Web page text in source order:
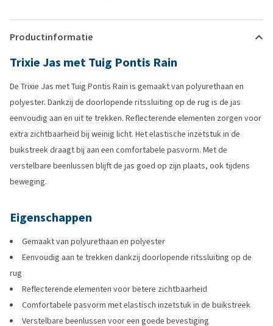
Productinformatie
Trixie Jas met Tuig Pontis Rain
De Trixie Jas met Tuig Pontis Rain is gemaakt van polyurethaan en
polyester. Dankzij de doorlopende ritssluiting op de rug is de jas
eenvoudig aan en uit te trekken. Reflecterende elementen zorgen voor
extra zichtbaarheid bij weinig licht. Het elastische inzetstuk in de
buikstreek draagt bij aan een comfortabele pasvorm. Met de
verstelbare beenlussen blijft de jas goed op zijn plaats, ook tijdens
beweging.
Eigenschappen
Gemaakt van polyurethaan en polyester
Eenvoudig aan te trekken dankzij doorlopende ritssluiting op de
rug
Reflecterende elementen voor betere zichtbaarheid
Comfortabele pasvorm met elastisch inzetstuk in de buikstreek
Verstelbare beenlussen voor een goede bevestiging